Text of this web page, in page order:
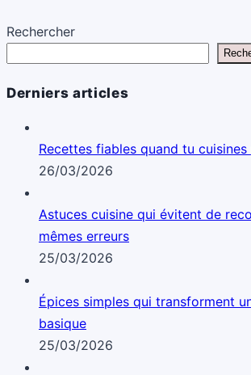
Rechercher
Derniers articles
Recettes fiables quand tu
26/03/2026
Astuces cuisine qui évitent de
mêmes erreurs
25/03/2026
Épices simples qui transforment
basique
25/03/2026